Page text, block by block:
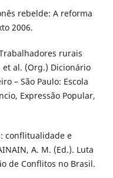
rebelde: A reforma
2006.
rurais
et al. (Org.) Dicionário
– São Paulo: Escola
Expressão Popular,
conflitualidade e
A. M. (Ed.). Luta
de Conflitos no Brasil.